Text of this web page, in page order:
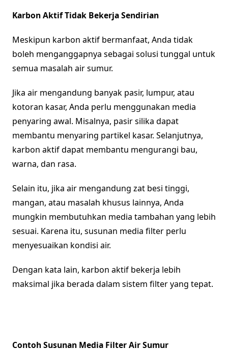
Karbon Aktif Tidak Bekerja Sendirian
Meskipun karbon aktif bermanfaat, Anda tidak
boleh menganggapnya sebagai solusi tunggal untuk
semua masalah air sumur.
Jika air mengandung banyak pasir, lumpur, atau
kotoran kasar, Anda perlu menggunakan media
penyaring awal. Misalnya, pasir silika dapat
membantu menyaring partikel kasar. Selanjutnya,
karbon aktif dapat membantu mengurangi bau,
warna, dan rasa.
Selain itu, jika air mengandung zat besi tinggi,
mangan, atau masalah khusus lainnya, Anda
mungkin membutuhkan media tambahan yang lebih
sesuai. Karena itu, susunan media filter perlu
menyesuaikan kondisi air.
Dengan kata lain, karbon aktif bekerja lebih
maksimal jika berada dalam sistem filter yang tepat.
Contoh Susunan Media Filter Air Sumur